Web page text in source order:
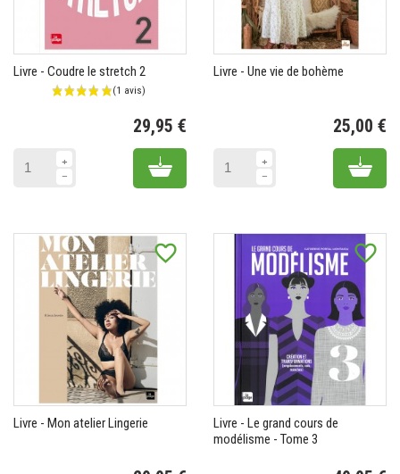
Livre - Coudre le stretch 2
29,95 €
Add to cart
Livre - Une vie de bohème
25,00 €
Add
favorite_border
Livre - Mon atelier Lingerie
favorite_border
Livre - Le grand cours de
modélisme - Tome 3